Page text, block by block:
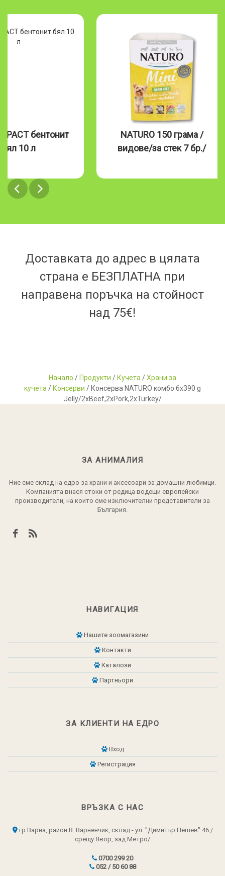
NATURO 150 грама /
видове/за стек 7 бр./
Naturo 390
Доставката до адрес в цялата
страна е БЕЗПЛАТНА при
направена поръчка на стойност
над 75€!
Начало / Продукти / Кучета /Храни за
кучета / Консерви / Консерва NATURO комбо 6x390 g
Jelly/2xBeef,2xPork,2xTurkey/
ЗА АНИМАЛИЯ
Ние сме склад на едро за храни и аксесоари за домашни любимци.
Компанията внася стоки от редица водещи европейски
производители, на които сме изключителни представители за
България.
НАВИГАЦИЯ
Нашите зоомагазини
Контакти
Каталози
Партньори
ЗА КЛИЕНТИ НА ЕДРО
Вход
Регистрация
ВРЪЗКА С НАС
гр.Варна, район В. Варненчик, склад - ул. "Димитър Пешев" 46 /
срещу Явор, зад Метро/
0700 299 20
052 / 50 60 88